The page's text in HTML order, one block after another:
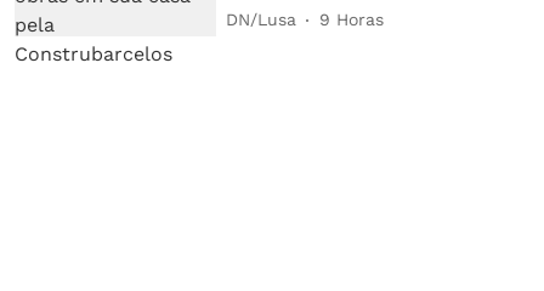
DN/Lusa 9 Horas